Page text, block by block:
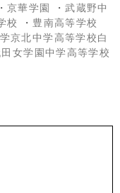
京華学園 ・武蔵野中
校 ・ 豊南高等学校
京北中学高等学校白
女学園中学高等学校